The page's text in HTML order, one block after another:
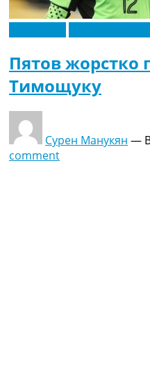
Пятов жорстко
Тимощуку
Сурен Манукян —
comment